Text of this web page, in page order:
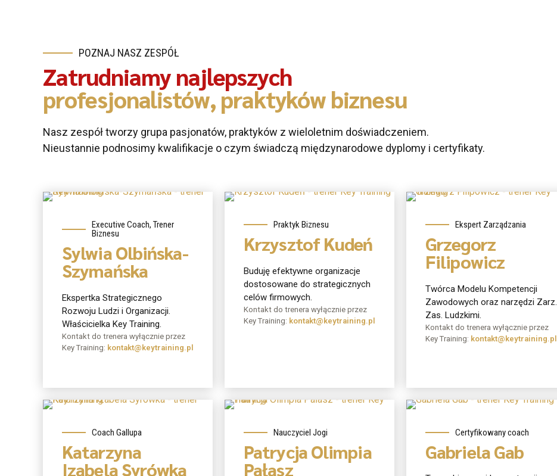
POZNAJ NASZ ZESPÓŁ
Zatrudniamy najlepszych
profesjonalistów, praktyków biznesu
Nasz zespół tworzy grupa pasjonatów, praktyków z wieloletnim doświadczeniem.
Nieustannie podnosimy kwalifikacje o czym świadczą międzynarodowe dyplomy i certyfikaty.
Executive Coach, Trener
Biznesu
Sylwia Olbińska-
Szymańska
Ekspertka Strategicznego
Rozwoju Ludzi i Organizacji.
Właścicielka Key Training.
Kontakt do trenera wyłącznie przez
Key Training: kontakt@keytraining.pl
O mnie
Praktyk Biznesu
Krzysztof Kudeń
Buduję efektywne organizacje
dostosowane do strategicznych
celów firmowych.
Kontakt do trenera wyłącznie przez
Key Training: kontakt@keytraining.pl
O mnie
Ekspert Zarządzania
Grzegorz
Filipowicz
Twórca Modelu Kompetencji
Zawodowych oraz narzędzi Zarz.
Zas. Ludzkimi.
Kontakt do trenera wyłącznie przez
Key Training: kontakt@keytraining.pl
O mnie
Coach Gallupa
Katarzyna
Izabela Syrówka
O mnie
Nauczyciel Jogi
Patrycja Olimpia
Pałasz
O mnie
Certyfikowany coach
Gabriela Gab